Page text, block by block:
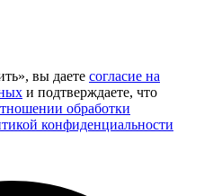
вы даете согласие на
и подтверждаете, что
обработки
конфиденциальности